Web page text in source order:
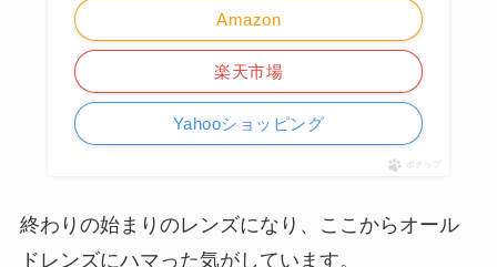
Amazon
楽天市場
Yahooショッピング
ポチップ
終わりの始まりのレンズになり、ここからオール
ドレンズにハマった気がしています。